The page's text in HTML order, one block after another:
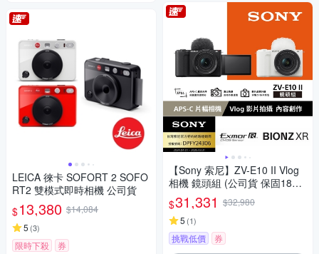
LEICA 徠卡 SOFORT 2 SOFO
RT2 雙模式即時相機 公司貨
$13,380 $14,084
5 (3)
限時下殺 券
【Sony 索尼】ZV-E10 II Vlog
相機 鏡頭組 (公司貨 保固18+6
個月)
$31,331 $32,980
5 (1)
挑戰低價 券